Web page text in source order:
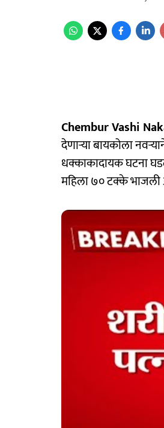
Chembur Vashi
देणाऱ्या बायकोला
धक्काकादायक घटना
महिला ७० टक्के